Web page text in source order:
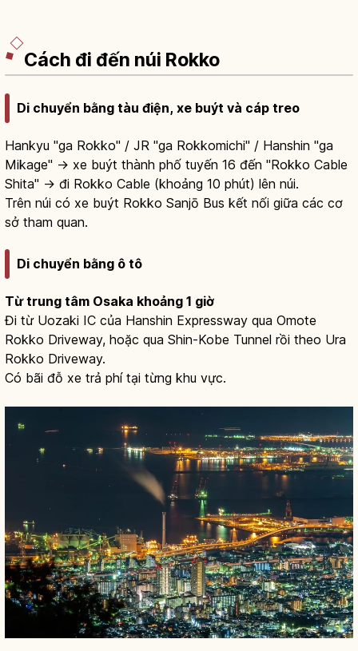
Cách đi đến núi Rokko
Di chuyển bằng tàu điện, xe buýt và cáp treo
Hankyu "ga Rokko" / JR "ga Rokkomichi" / Hanshin "ga
Mikage" → xe buýt thành phố tuyến 16 đến "Rokko Cable
Shita" → đi Rokko Cable (khoảng 10 phút) lên núi.
Trên núi có xe buýt Rokko Sanjō Bus kết nối giữa các cơ
sở tham quan.
Di chuyển bằng ô tô
Từ trung tâm Osaka khoảng 1 giờ
Đi từ Uozaki IC của Hanshin Expressway qua Omote
Rokko Driveway, hoặc qua Shin-Kobe Tunnel rồi theo Ura
Rokko Driveway.
Có bãi đỗ xe trả phí tại từng khu vực.